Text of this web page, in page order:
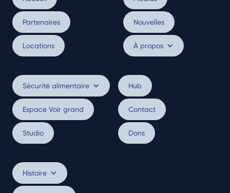
Partenaires
Locations
Nouvelles
À propos
Histoire
Sécurité alimentaire
Espace Voir grand
Studio
Hub
Contact
Dons